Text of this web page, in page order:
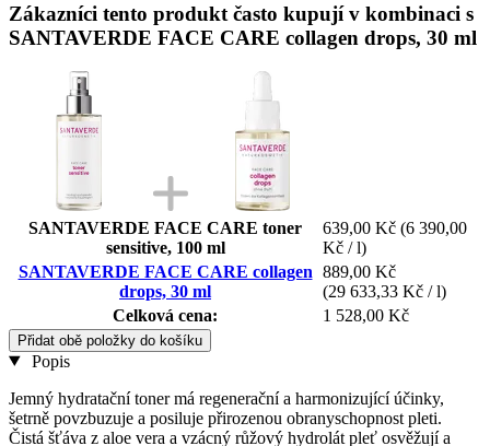
Zákazníci tento produkt často kupují v kombinaci s
SANTAVERDE FACE CARE collagen drops, 30 ml
SANTAVERDE FACE CARE toner
sensitive, 100 ml
639,00 Kč (6 390,00
Kč / l)
SANTAVERDE FACE CARE collagen
drops, 30 ml
889,00 Kč
(29 633,33 Kč / l)
Celková cena:
1 528,00 Kč
Přidat obě položky do košíku
Popis
Jemný hydratační toner má regenerační a harmonizující účinky,
šetrně povzbuzuje a posiluje přirozenou obranyschopnost pleti.
Čistá šťáva z aloe vera a vzácný růžový hydrolát pleť osvěžují a